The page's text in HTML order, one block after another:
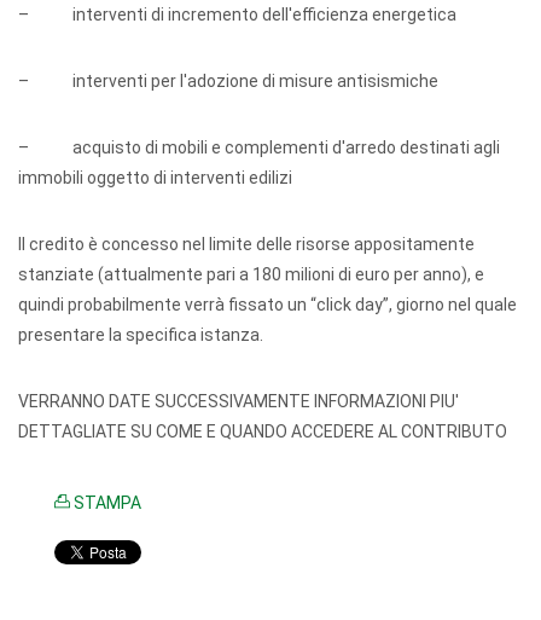
– interventi di incremento dell'efficienza energetica
– interventi per l'adozione di misure antisismiche
– acquisto di mobili e complementi d'arredo destinati agli
immobili oggetto di interventi edilizi
Il credito è concesso nel limite delle risorse appositamente
stanziate (attualmente pari a 180 milioni di euro per anno), e
quindi probabilmente verrà fissato un “click day”, giorno nel quale
presentare la specifica istanza.
VERRANNO DATE SUCCESSIVAMENTE INFORMAZIONI PIU'
DETTAGLIATE SU COME E QUANDO ACCEDERE AL CONTRIBUTO
STAMPA